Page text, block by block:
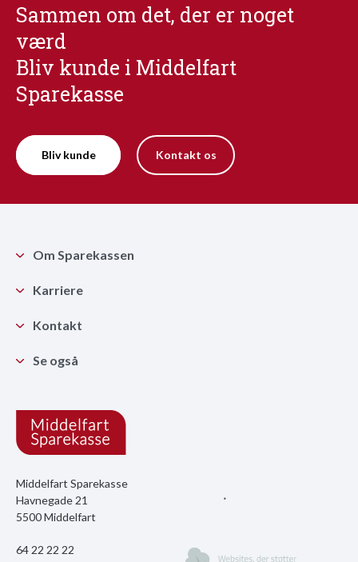
Sammen om det, der er noget
værd
Bliv kunde i Middelfart
Sparekasse
Bliv kunde Kontakt os
Middelfart Sparekasse
Havnegade 21
5500 Middelfart
64 22 22 22
Om Sparekassen
Karriere
Kontakt
Se også